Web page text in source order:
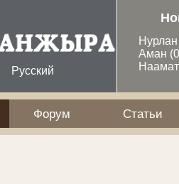
Русский
Аман
Форум Статьи